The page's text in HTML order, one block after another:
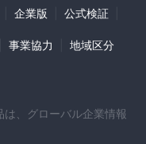
企業版 公式検証
事業協力 地域区分
、グローバル企業情報